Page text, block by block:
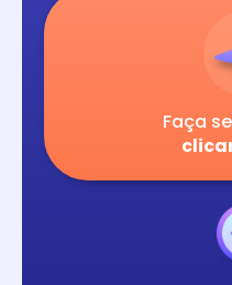
Faça